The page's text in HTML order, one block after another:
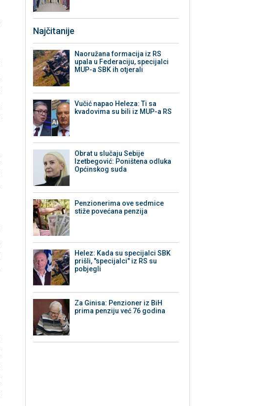
Najčitanije
Naoružana formacija iz RS
upala u Federaciju, specijalci
MUP-a SBK ih otjerali
Vučić napao Heleza: Ti sa
kvadovima su bili iz MUP-a RS
Obrat u slučaju Sebije
Izetbegović: Poništena odluka
Općinskog suda
Penzionerima ove sedmice
stiže povećana penzija
Helez: Kada su specijalci SBK
prišli, "specijalci" iz RS su
pobjegli
Za Ginisa: Penzioner iz BiH
prima penziju već 76 godina